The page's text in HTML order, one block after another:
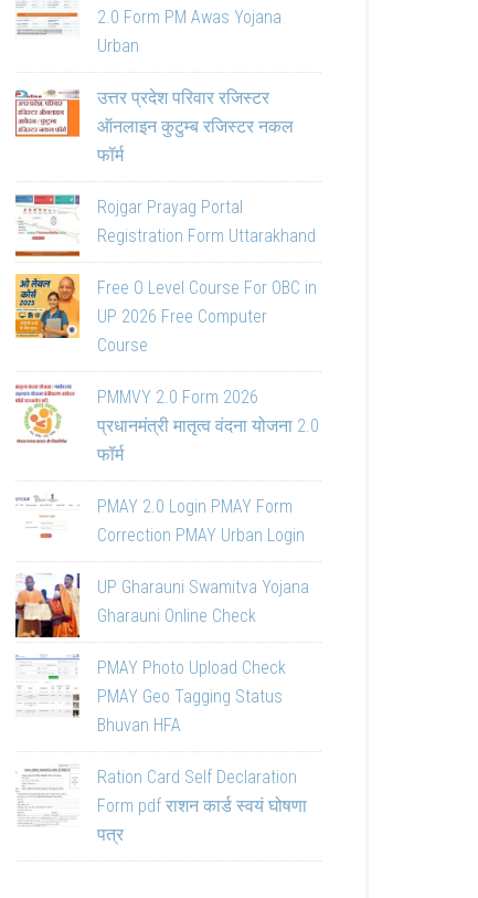
2.0 Form PM Awas Yojana
Urban
उत्तर प्रदेश परिवार रजिस्टर
ऑनलाइन कुटुम्ब रजिस्टर नकल
फॉर्म
Rojgar Prayag Portal
Registration Form Uttarakhand
Free O Level Course For OBC in
UP 2026 Free Computer
Course
PMMVY 2.0 Form 2026
प्रधानमंत्री मातृत्व वंदना योजना 2.0
फॉर्म
PMAY 2.0 Login PMAY Form
Correction PMAY Urban Login
UP Gharauni Swamitva Yojana
Gharauni Online Check
PMAY Photo Upload Check
PMAY Geo Tagging Status
Bhuvan HFA
Ration Card Self Declaration
Form pdf राशन कार्ड स्वयं घोषणा
पत्र